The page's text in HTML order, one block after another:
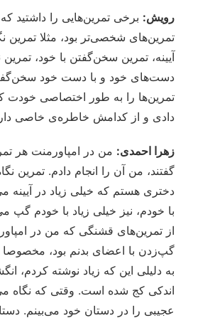
رویش: برخی تمرین‌هایی را داشتید که
تمرین‌های شخصی‌تر بود، مثلا تمرین
آیینه، تمرین سخن‌گفتن با خود، تمرین
دست‌های خود و با دست خود
تمرین‌ها را به طور اختصاصی خودت
دادی و از کدامش خاطره‌ی خاصی
زهرا احمدی: من در امپاورمنت هر
گفتند، من آن را انجام دادم. تمرین
دختری هستم که خیلی زیاد در آیینه
با خودم، نیز خیلی زیاد با خودم گپ
از تمرین‌های قشنگی که من در
گپ‌زدن با اعضای بدنم بود، مخصوصا
به دلیلی این که زیاد نوشته کردم،
اندکی کج شده است. وقتی که نگاه
عجیبی را در دستان خود می‌بینم.